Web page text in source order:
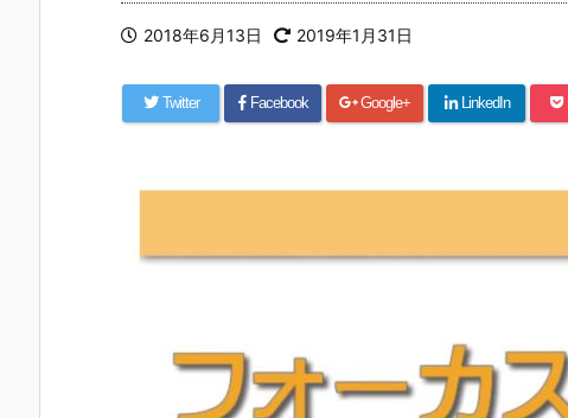
2018年6月13日 2019年1月31日
Twitter Facebook Google+ LinkedIn